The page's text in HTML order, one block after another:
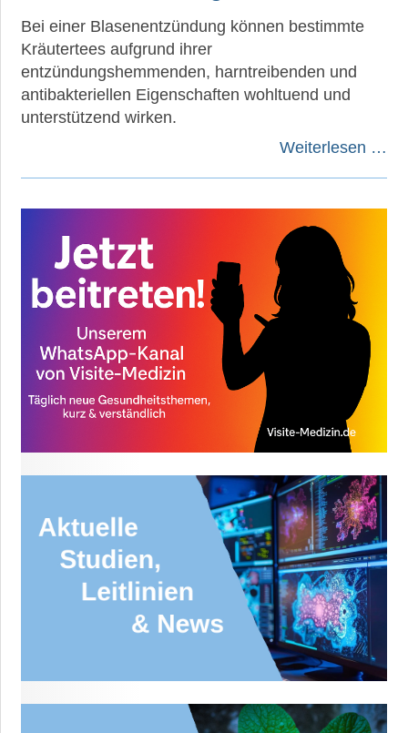
Bei einer Blasenentzündung können bestimmte
Kräutertees aufgrund ihrer
entzündungshemmenden, harntreibenden und
antibakteriellen Eigenschaften wohltuend und
unterstützend wirken.
Weiterlesen …